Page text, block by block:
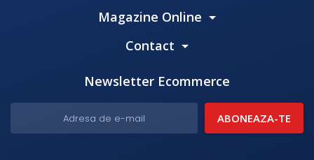
Magazine Online
Contact
Newsletter Ecommerce